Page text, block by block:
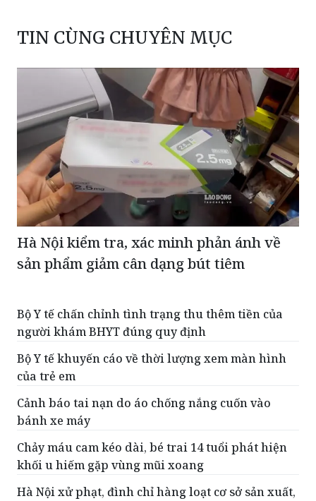
TIN CÙNG CHUYÊN MỤC
Hà Nội kiểm tra, xác minh phản ánh về
sản phẩm giảm cân dạng bút tiêm
Bộ Y tế chấn chỉnh tình trạng thu thêm tiền của
người khám BHYT đúng quy định
Bộ Y tế khuyến cáo về thời lượng xem màn hình
của trẻ em
Cảnh báo tai nạn do áo chống nắng cuốn vào
bánh xe máy
Chảy máu cam kéo dài, bé trai 14 tuổi phát hiện
khối u hiếm gặp vùng mũi xoang
Hà Nội xử phạt, đình chỉ hàng loạt cơ sở sản xuất,